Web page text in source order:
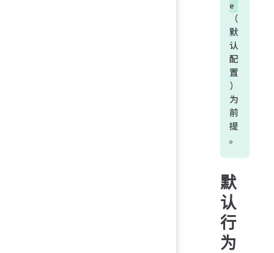
e
（
默
认
配
置
）
为
前
提
。
默
认
行
为